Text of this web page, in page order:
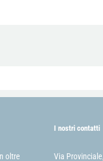
oltre
I nostri contatti
Via